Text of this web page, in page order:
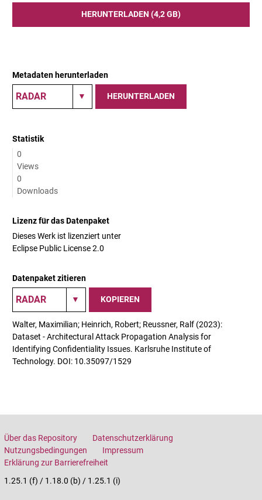
HERUNTERLADEN (4,2 GB)
Metadaten herunterladen
HERUNTERLADEN
Statistik
0
Views
0
Downloads
Lizenz für das Datenpaket
Dieses Werk ist lizenziert unter
Eclipse Public License 2.0
Datenpaket zitieren
KOPIEREN
Walter, Maximilian; Heinrich, Robert; Reussner, Ralf (2023):
Dataset - Architectural Attack Propagation Analysis for
Identifying Confidentiality Issues. Karlsruhe Institute of
Technology. DOI: 10.35097/1529
Über das Repository
Datenschutzerklärung
Nutzungsbedingungen
Impressum
Erklärung zur Barrierefreiheit
1.25.1 (f) / 1.18.0 (b) / 1.25.1 (i)